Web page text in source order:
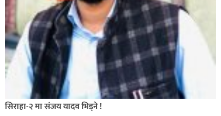
सिराहा-२ मा संजय यादव भिड्ने !